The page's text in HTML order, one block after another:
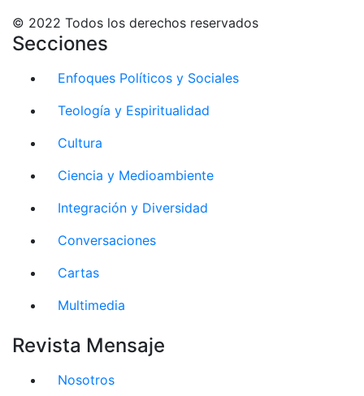
© 2022 Todos los derechos reservados
Secciones
Enfoques Políticos y Sociales
Teología y Espiritualidad
Cultura
Ciencia y Medioambiente
Integración y Diversidad
Conversaciones
Cartas
Multimedia
Revista Mensaje
Nosotros